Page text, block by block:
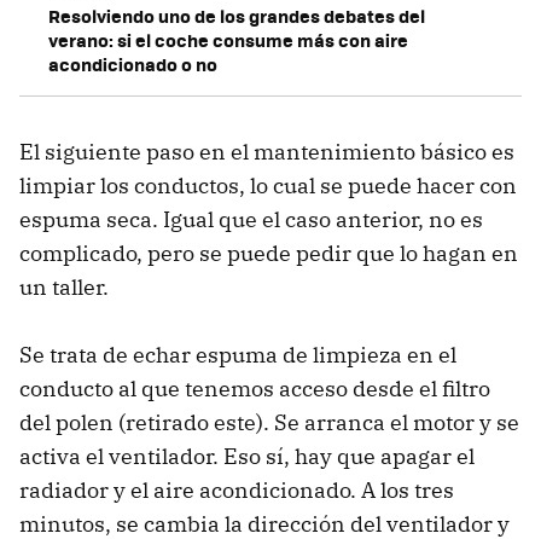
Resolviendo uno de los grandes debates del
verano: si el coche consume más con aire
acondicionado o no
El siguiente paso en el mantenimiento básico es
limpiar los conductos, lo cual se puede hacer con
espuma seca. Igual que el caso anterior, no es
complicado, pero se puede pedir que lo hagan en
un taller.
Se trata de echar espuma de limpieza en el
conducto al que tenemos acceso desde el filtro
del polen (retirado este). Se arranca el motor y se
activa el ventilador. Eso sí, hay que apagar el
radiador y el aire acondicionado. A los tres
minutos, se cambia la dirección del ventilador y